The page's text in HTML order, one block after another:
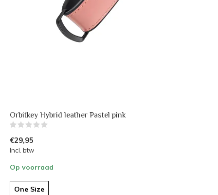
Orbitkey Hybrid leather Pastel pink
€29,95
Incl. btw
Op voorraad
One Size